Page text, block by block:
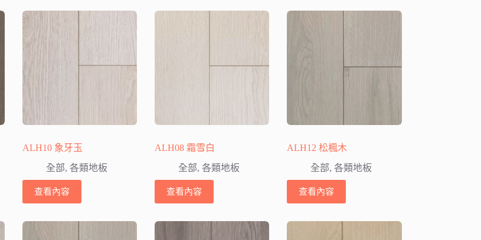
ALH10 象牙玉
全部, 各類地板
查看內容
ALH08 霜雪白
全部, 各類地板
查看內容
ALH12 松楓木
全部,各類地板
查看內容